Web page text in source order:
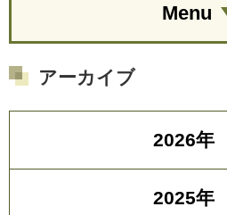
Menu
アーカイブ
2026年
2025年